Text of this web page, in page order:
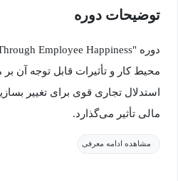
توضیحات دوره
محیط کار و تأثیرات قابل توجه آن
استدلال تجاری قوی برای تغییر
مالی تأثیر می‌گذارد.
مشاهده ادامه معرفی